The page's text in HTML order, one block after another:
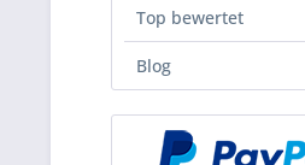
Top bewertet
Blog